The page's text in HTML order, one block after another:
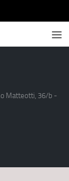
Matteotti, 36/b -